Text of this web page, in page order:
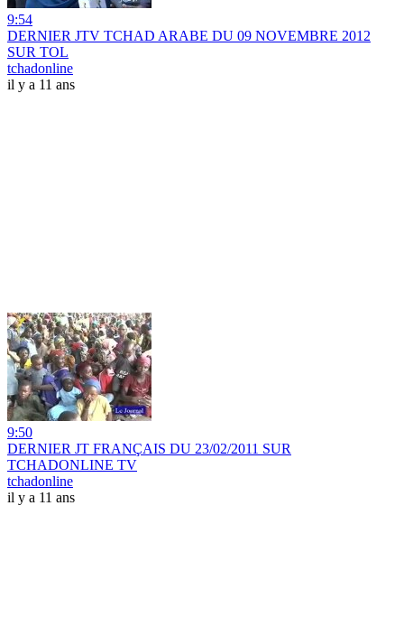
9:54
DERNIER JTV TCHAD ARABE DU 09 NOVEMBRE 2012
SUR TOL
tchadonline
il y a 11 ans
9:50
DERNIER JT FRANÇAIS DU 23/02/2011 SUR
TCHADONLINE TV
tchadonline
il y a 11 ans